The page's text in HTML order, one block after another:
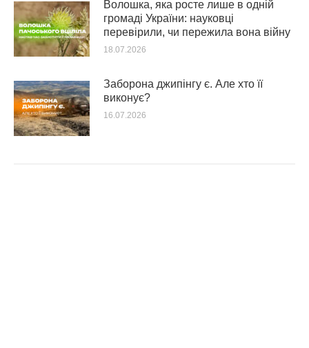
Волошка, яка росте лише в одній
громаді України: науковці
перевірили, чи пережила вона війну
18.07.2026
Заборона джипінгу є. Але хто її
виконує?
16.07.2026